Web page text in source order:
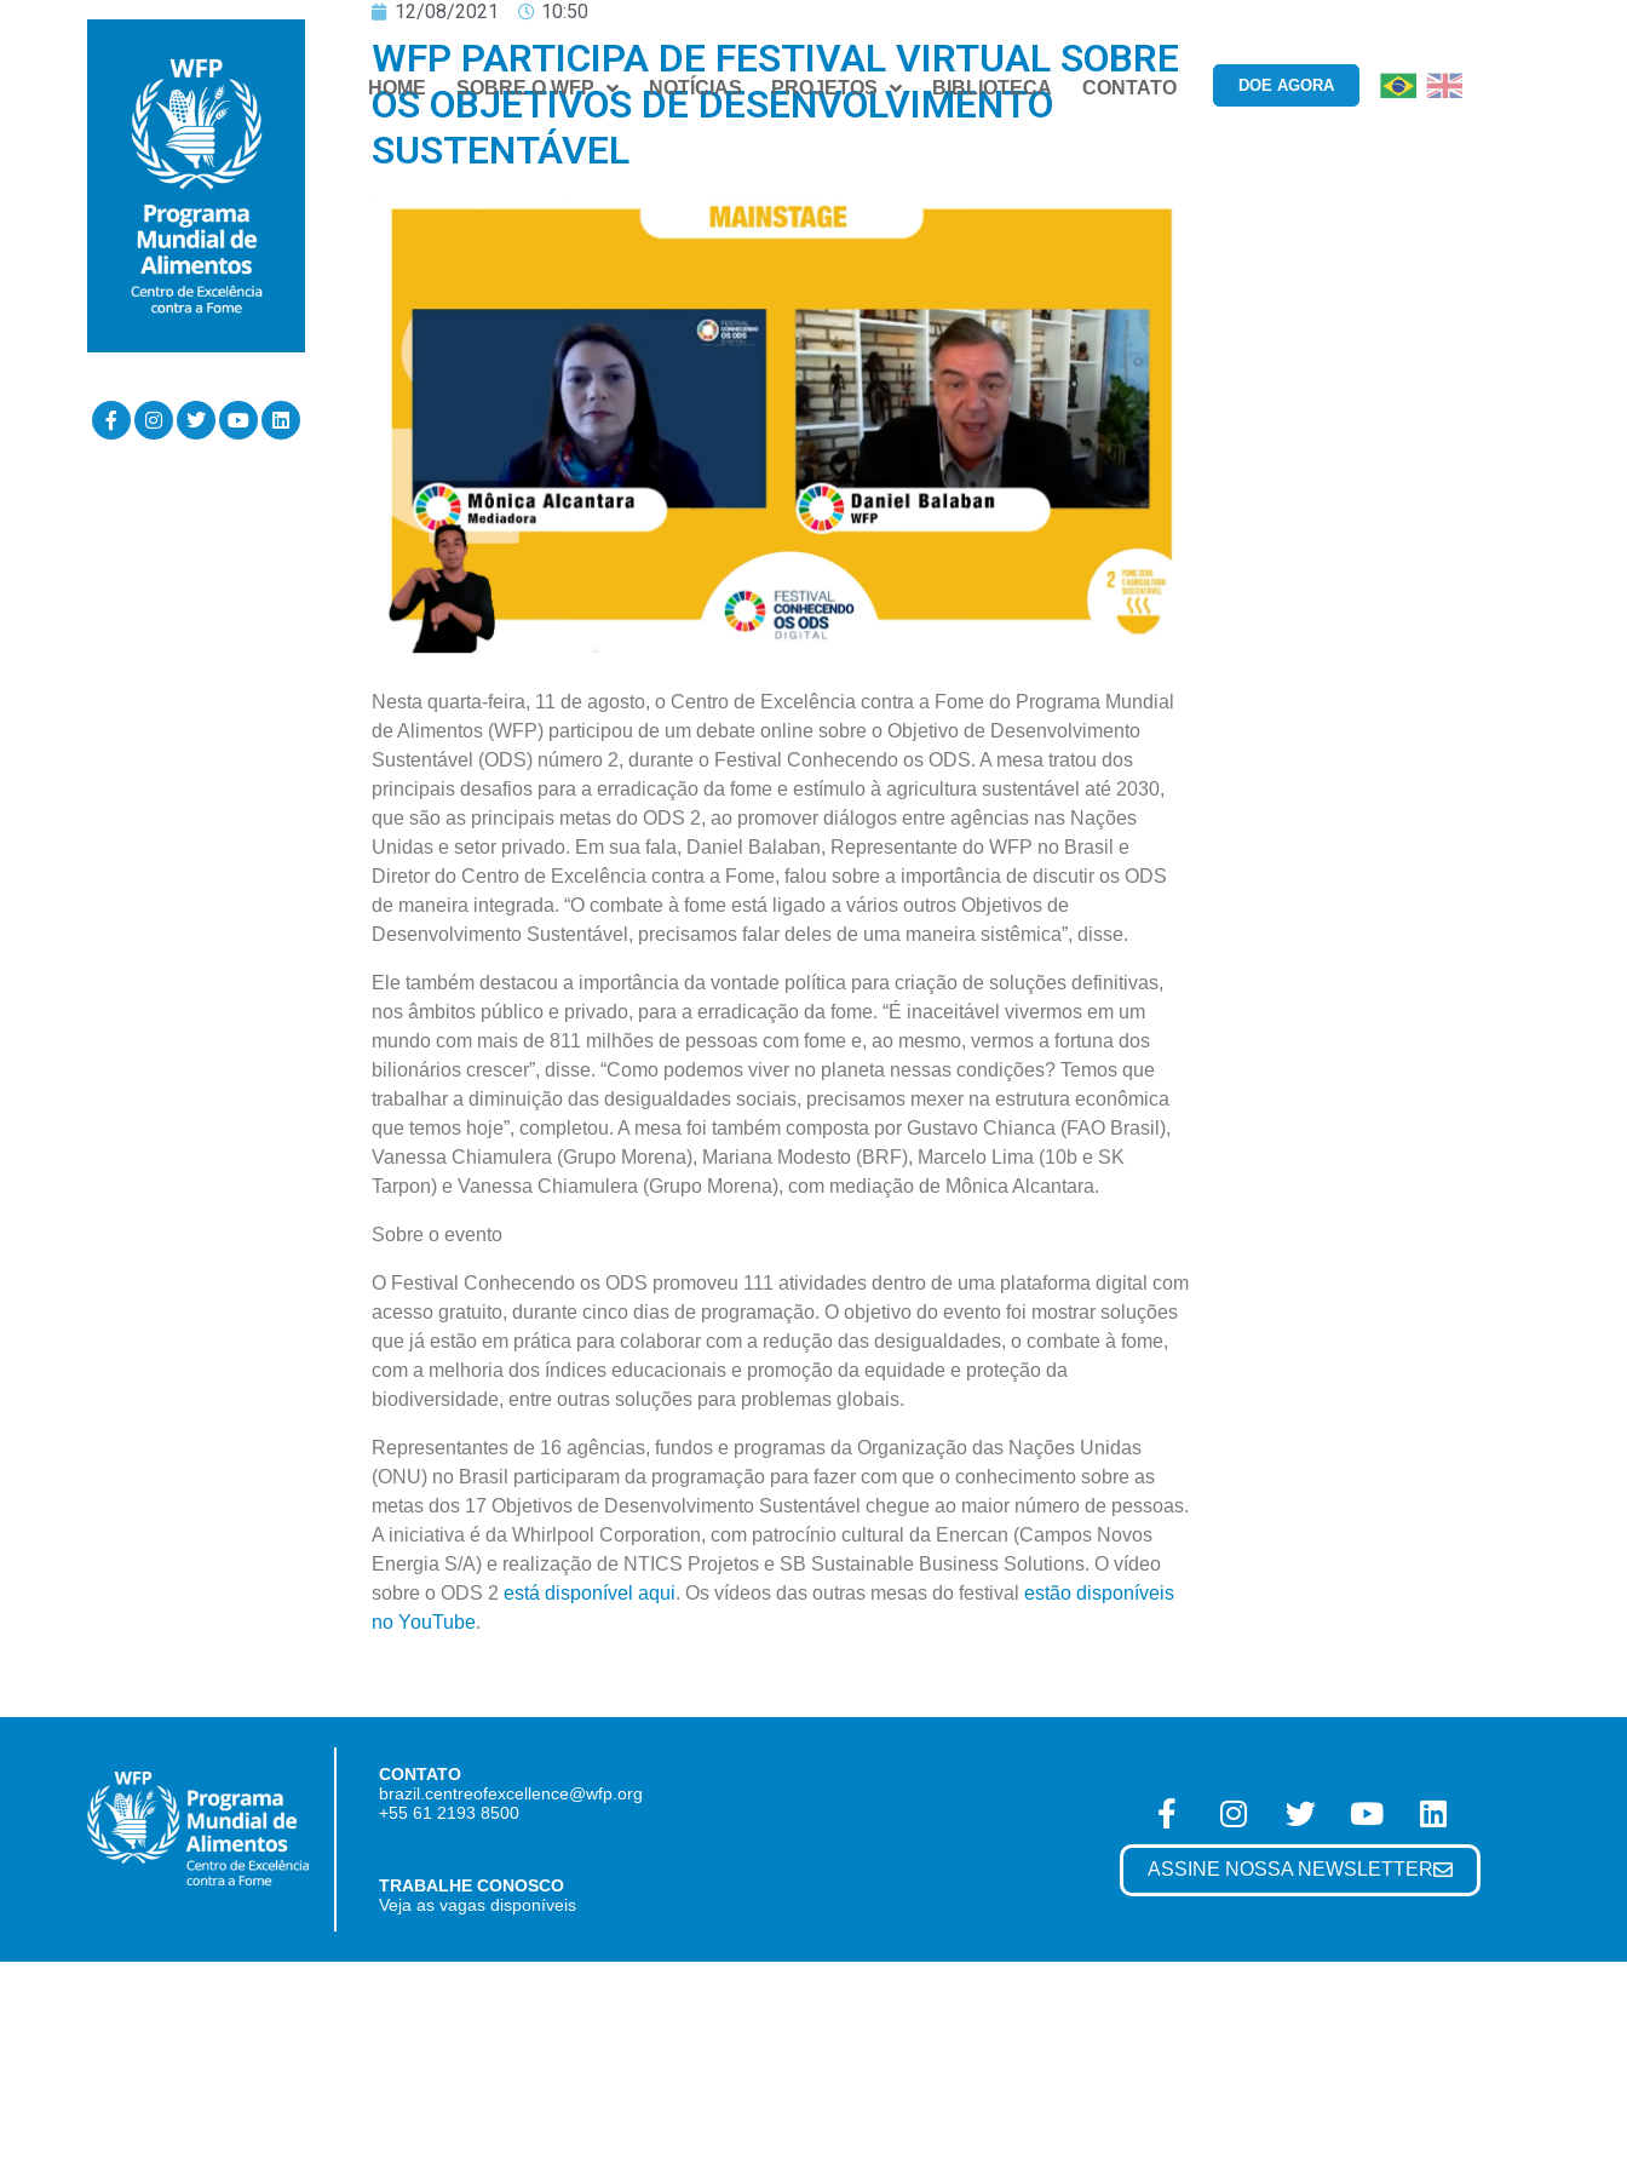
HOME SOBRE O WFP NOTÍCIAS PROJETOS BIBLIOTECA CONTATO DOE AGORA
12/08/2021 10:50
WFP PARTICIPA DE FESTIVAL VIRTUAL SOBRE
OS OBJETIVOS DE DESENVOLVIMENTO
SUSTENTÁVEL
Nesta quarta-feira, 11 de agosto, o Centro de Excelência contra a Fome do Programa Mundial
de Alimentos (WFP) participou de um debate online sobre o Objetivo de Desenvolvimento
Sustentável (ODS) número 2, durante o Festival Conhecendo os ODS. A mesa tratou dos
principais desafios para a erradicação da fome e estímulo à agricultura sustentável até 2030,
que são as principais metas do ODS 2, ao promover diálogos entre agências nas Nações
Unidas e setor privado. Em sua fala, Daniel Balaban, Representante do WFP no Brasil e
Diretor do Centro de Excelência contra a Fome, falou sobre a importância de discutir os ODS
de maneira integrada. “O combate à fome está ligado a vários outros Objetivos de
Desenvolvimento Sustentável, precisamos falar deles de uma maneira sistêmica”, disse.
Ele também destacou a importância da vontade política para criação de soluções definitivas,
nos âmbitos público e privado, para a erradicação da fome. “É inaceitável vivermos em um
mundo com mais de 811 milhões de pessoas com fome e, ao mesmo, vermos a fortuna dos
bilionários crescer”, disse. “Como podemos viver no planeta nessas condições? Temos que
trabalhar a diminuição das desigualdades sociais, precisamos mexer na estrutura econômica
que temos hoje”, completou. A mesa foi também composta por Gustavo Chianca (FAO Brasil),
Vanessa Chiamulera (Grupo Morena), Mariana Modesto (BRF), Marcelo Lima (10b e SK
Tarpon) e Vanessa Chiamulera (Grupo Morena), com mediação de Mônica Alcantara.
Sobre o evento
O Festival Conhecendo os ODS promoveu 111 atividades dentro de uma plataforma digital com
acesso gratuito, durante cinco dias de programação. O objetivo do evento foi mostrar soluções
que já estão em prática para colaborar com a redução das desigualdades, o combate à fome,
com a melhoria dos índices educacionais e promoção da equidade e proteção da
biodiversidade, entre outras soluções para problemas globais.
Representantes de 16 agências, fundos e programas da Organização das Nações Unidas
(ONU) no Brasil participaram da programação para fazer com que o conhecimento sobre as
metas dos 17 Objetivos de Desenvolvimento Sustentável chegue ao maior número de pessoas.
A iniciativa é da Whirlpool Corporation, com patrocínio cultural da Enercan (Campos Novos
Energia S/A) e realização de NTICS Projetos e SB Sustainable Business Solutions. O vídeo
sobre o ODS 2 está disponível aqui. Os vídeos das outras mesas do festival estão disponíveis
no YouTube.
CONTATO
brazil.centreofexcellence@wfp.org
+55 61 2193 8500
TRABALHE CONOSCO
Veja as vagas disponíveis
ASSINE NOSSA NEWSLETTER